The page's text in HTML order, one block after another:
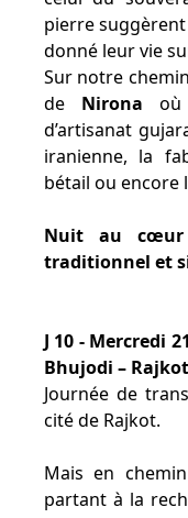
pierre
donné leur vie
Sur notre
de Nirona où
d’artisanat
iranienne, la
bétail ou encore
Nuit au
traditionnel et
J 10 - Mercredi
Bhujodi –
Journée de
cité de Rajkot.
Mais en
partant à la